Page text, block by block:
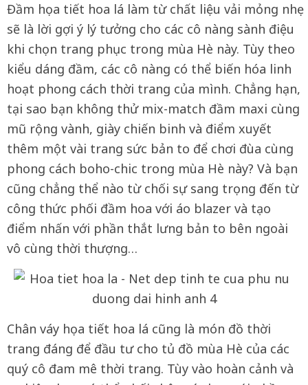
Đầm họa tiết hoa lá làm từ chất liệu vải mỏng nhẹ
sẽ là lời gợi ý lý tưởng cho các cô nàng sành điệu
khi chọn trang phục trong mùa Hè này. Tùy theo
kiểu dáng đầm, các cô nàng có thể biến hóa linh
hoạt phong cách thời trang của mình. Chẳng hạn,
tại sao bạn không thử mix-match đầm maxi cùng
mũ rộng vành, giày chiến binh và điểm xuyết
thêm một vài trang sức bản to để chơi đùa cùng
phong cách boho-chic trong mùa Hè này? Và bạn
cũng chẳng thể nào từ chối sự sang trọng đến từ
công thức phối đầm hoa với áo blazer và tạo
điểm nhấn với phần thắt lưng bản to bên ngoài
vô cùng thời thượng…
Chân váy họa tiết hoa lá cũng là món đồ thời
trang đáng để đầu tư cho tủ đồ mùa Hè của các
quý cô đam mê thời trang. Tùy vào hoàn cảnh và